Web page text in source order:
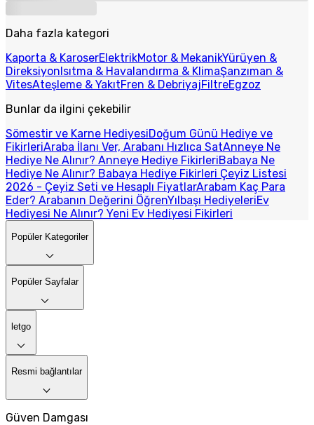
Daha fazla kategori
Kaporta & KaroserElektrikMotor & MekanikYürüyen &
DireksiyonIsıtma & Havalandırma & KlimaŞanzıman &
VitesAteşleme & YakıtFren & DebriyajFiltreEgzoz
Bunlar da ilgini çekebilir
Sömestir ve Karne HediyesiDoğum Günü Hediye ve
FikirleriAraba İlanı Ver, Arabanı Hızlıca SatAnneye Ne
Hediye Ne Alınır? Anneye Hediye FikirleriBabaya Ne
Hediye Ne Alınır? Babaya Hediye Fikirleri Çeyiz Listesi
2026 - Çeyiz Seti ve Hesaplı FiyatlarArabam Kaç Para
Eder? Arabanın Değerini ÖğrenYılbaşı HediyeleriEv
Hediyesi Ne Alınır? Yeni Ev Hediyesi Fikirleri
Popüler Kategoriler
Popüler Sayfalar
letgo
Resmi bağlantılar
Güven Damgası